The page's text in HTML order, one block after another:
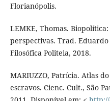
Florianópolis.
LEMKE, Thomas.
perspectivas. Trad. Eduardo
Filosófica Politeia, 2018.
MARIUZZO, Patrícia. Atlas
escravos. Cienc. Cult., São